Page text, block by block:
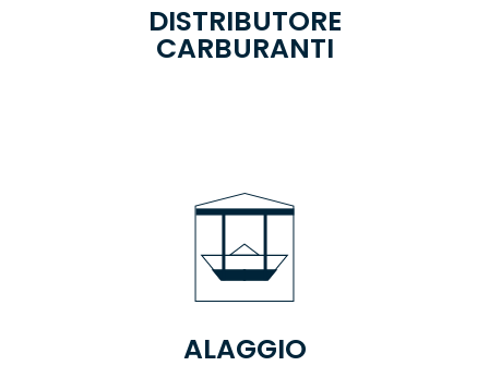
DISTRIBUTORE
CARBURANTI
ALAGGIO